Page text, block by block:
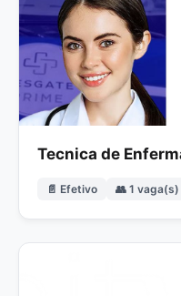
Tecnica de
📄 Efetivo 👥 1 vaga(s)